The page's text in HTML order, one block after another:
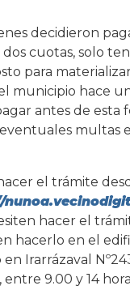
decidieron
cuotas, solo
para
municipio hace
antes de esta
multas
el trámite
hacer el
hacerlo en el
Irarrázaval
9.00 y 14